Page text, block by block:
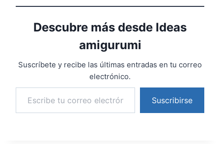
Descubre más desde Ideas
amigurumi
Suscríbete y recibe las últimas entradas en tu correo
electrónico.
Suscribirse